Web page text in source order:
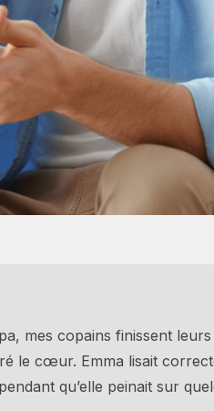
mes copains finissent
le cœur. Emma lisait
qu’elle peinait sur